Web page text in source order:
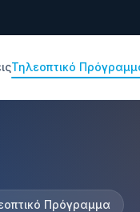
Τηλεοπτικό
Πρόγραμμα